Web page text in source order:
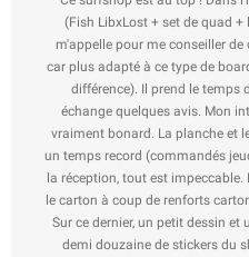
(Fish LibxLost + set de quad
m'appelle pour me conseiller
car plus adapté à ce type de
différence). Il prend le temps
échange quelques avis. Mon
vraiment bonard. La planche et
un temps record (commandés
la réception, tout est
le carton à coup de renforts
Sur ce dernier, un petit dessin
demi douzaine de stickers du